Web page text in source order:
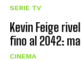
SERIE TV
Kevin Feige
fino al 2042:
CINEMA